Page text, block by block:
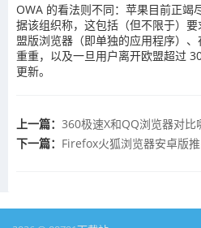
OWA 的看法则不同：苹果目前正竭
据该组织称，这包括（但不限于）
盟版浏览器（即单独的应用程序）
重重，以及一旦用户离开欧盟超过
更新。
上一篇： 360极速X和QQ浏览器对比
下一篇： Firefox火狐浏览器安卓版